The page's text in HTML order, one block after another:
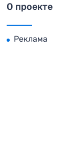
О проекте
Реклама